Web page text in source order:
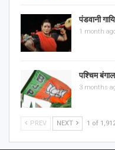
पंडवानी
1 month
पश्चिम
3 months
PREV NEXT 1 of